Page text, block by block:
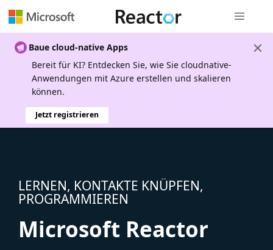
Baue cloud-native Apps
Bereit für KI? Entdecken Sie, wie Sie cloudnative-
Anwendungen mit Azure erstellen und skalieren
können.
Jetzt registrieren
LERNEN, KONTAKTE KNÜPFEN,
PROGRAMMIEREN
Microsoft Reactor